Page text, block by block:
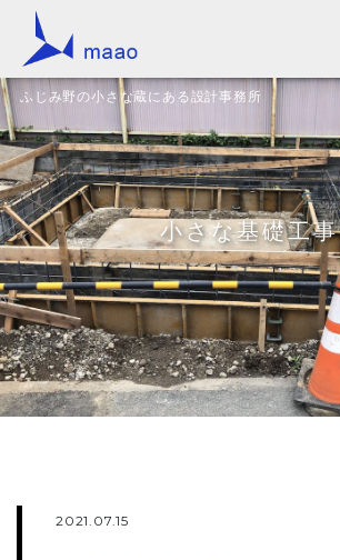
ふじみ野の小さな蔵にある設計事務所
小さな基礎工事
2021.07.15